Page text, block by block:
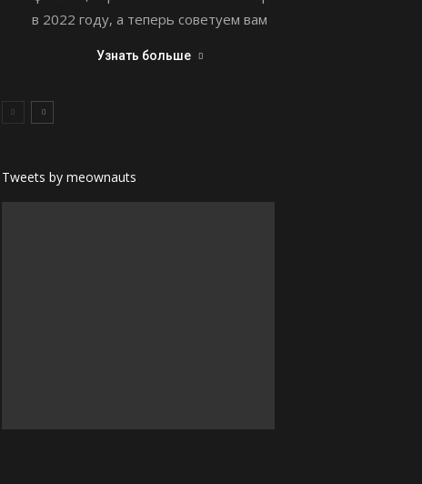
в 2022 году, а теперь советуем вам
Узнать больше
Tweets by meownauts